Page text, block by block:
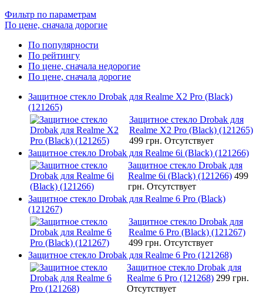
Фильтр по параметрам
По цене, сначала дорогие
По популярности
По рейтингу
По цене, сначала недорогие
По цене, сначала дорогие
Защитное стекло Drobak для Realme X2 Pro (Black)
(121265)
Защитное стекло Drobak для
Realme X2 Pro (Black) (121265)
499 грн. Отсутствует
Защитное стекло Drobak для Realme 6i (Black) (121266)
Защитное стекло Drobak для
Realme 6i (Black) (121266) 499
грн. Отсутствует
Защитное стекло Drobak для Realme 6 Pro (Black)
(121267)
Защитное стекло Drobak для
Realme 6 Pro (Black) (121267)
499 грн. Отсутствует
Защитное стекло Drobak для Realme 6 Pro (121268)
Защитное стекло Drobak для
Realme 6 Pro (121268) 299 грн.
Отсутствует